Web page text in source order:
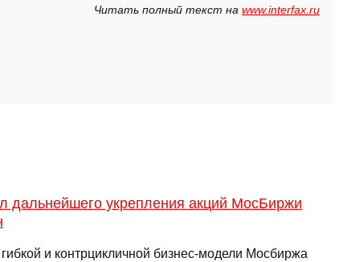
Читать полный текст на www.interfax.ru
дальнейшего укрепления акций МосБиржи
и контрцикличной бизнес-модели Мосбиржа